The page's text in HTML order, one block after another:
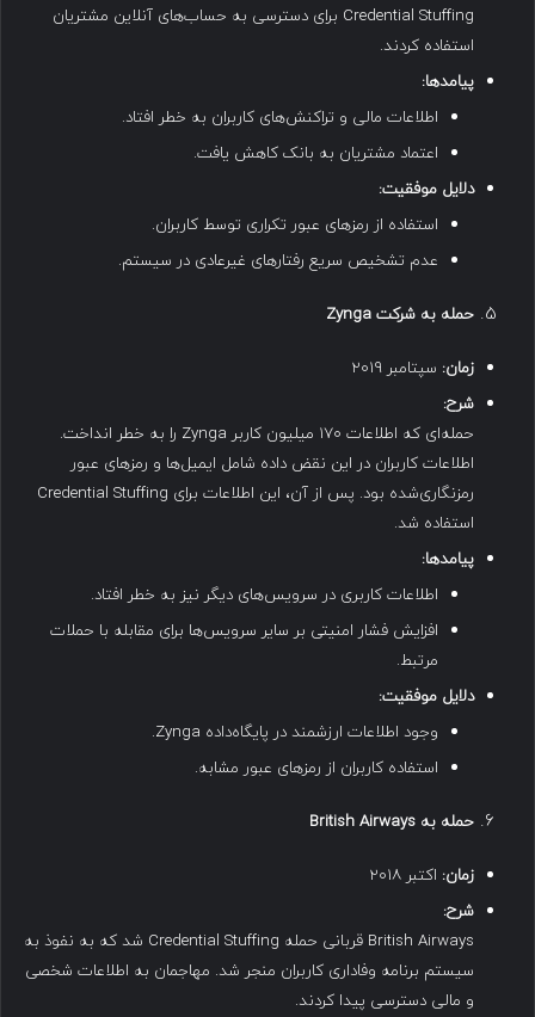
Credential Stuffing برای دسترسی به حساب‌های آنلاین مشتریان
استفاده کردند.
پیامدها:
اطلاعات مالی و تراکنش‌های کاربران به خطر افتاد.
اعتماد مشتریان به بانک کاهش یافت.
دلایل موفقیت:
استفاده از رمزهای عبور تکراری توسط کاربران.
عدم تشخیص سریع رفتارهای غیرعادی در سیستم.
حمله به شرکت
زمان: سپتامبر ۲۰۱۹
شرح:
حمله‌ای که اطلاعات ۱۷۰ میلیون کاربر Zynga را به خطر انداخت.
اطلاعات کاربران در این نقض داده شامل ایمیل‌ها و رمزهای عبور
رمزنگاری‌شده بود. پس از آن، این اطلاعات برای Credential Stuffing
استفاده شد.
پیامدها:
اطلاعات کاربری در سرویس‌های دیگر نیز به خطر افتاد.
افزایش فشار امنیتی بر سایر سرویس‌ها برای مقابله با حملات
مرتبط.
دلایل موفقیت:
وجود اطلاعات ارزشمند در پایگاه‌داده Zynga.
استفاده کاربران از رمزهای عبور مشابه.
حمله به
زمان: اکتبر ۲۰۱۸
شرح:
British Airways قربانی حمله Credential Stuffing شد که به نفوذ به
سیستم برنامه وفاداری کاربران منجر شد. مهاجمان به اطلاعات شخصی
و مالی دسترسی پیدا کردند.